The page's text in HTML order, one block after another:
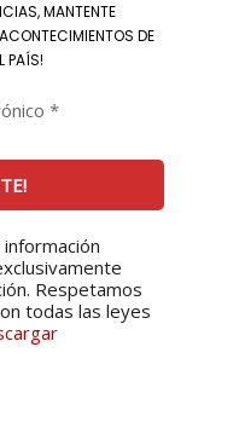
MANTENTE
DE
PAÍS!
Respetamos
todas las leyes